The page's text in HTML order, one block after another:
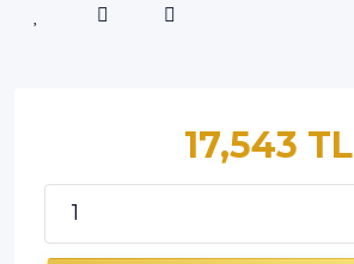
17,543 TL